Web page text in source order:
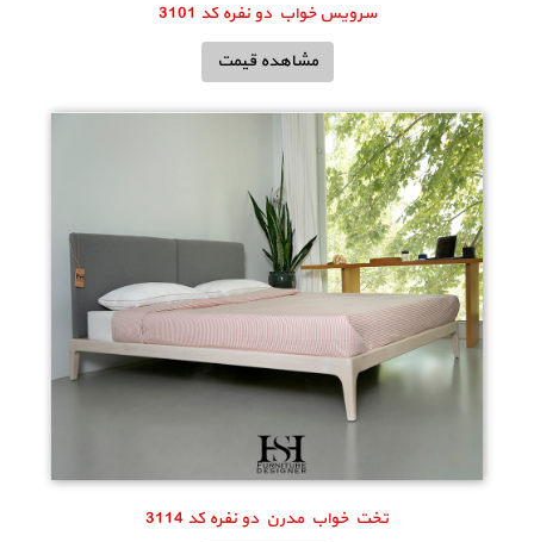
سرویس خواب دو نفره کد 3101
مشاهده قیمت
تخت خواب مدرن دو نفره کد 3114